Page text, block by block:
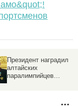
Президент наградил
алтайских
паралимпийцев